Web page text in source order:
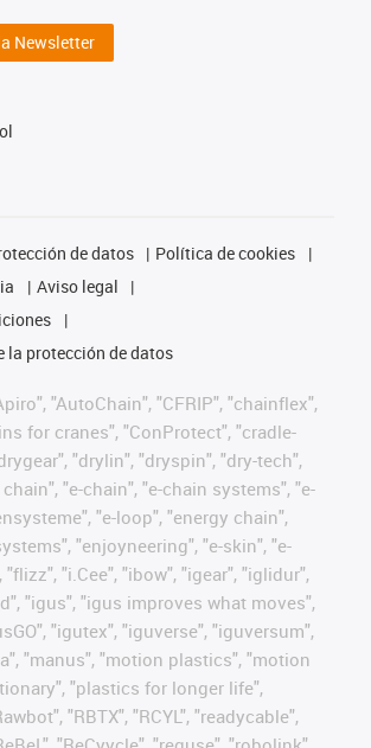
Newsletter
de datos
Política de cookies
Aviso legal
la protección de datos
"AutoChain", "CFRIP", "chainflex",
for cranes", "ConProtect", "cradle-
"drylin", "dryspin", "dry-tech",
"e-chain", "e-chain systems", "e-
"e-loop", "energy chain",
"enjoyneering", "e-skin", "e-
"i.Cee", "ibow", "igear", "iglidur",
"igus", "igus improves what moves",
"igutex", "iguverse", "iguversum",
"manus", "motion plastics", "motion
"plastics for longer life",
"RBTX", "RCYL", "readycable",